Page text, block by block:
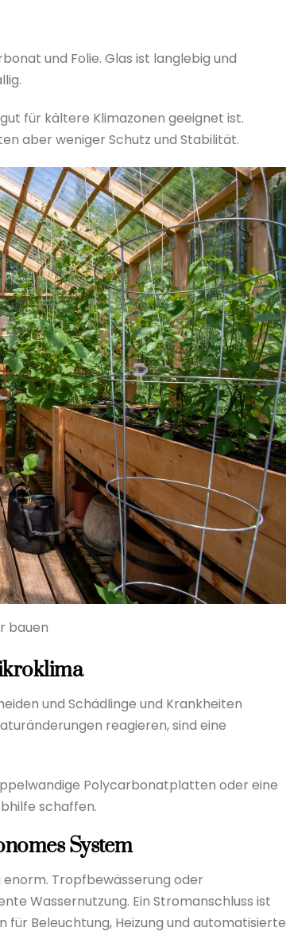
und Folie. Glas ist langlebig und
für kältere Klimazonen geeignet ist.
aber weniger Schutz und Stabilität.
bauen
und Schädlinge und Krankheiten
reagieren, sind eine
Polycarbonatplatten oder eine
schaffen.
System
Tropfbewässerung oder
Wassernutzung. Ein Stromanschluss ist
Beleuchtung, Heizung und automatisierte